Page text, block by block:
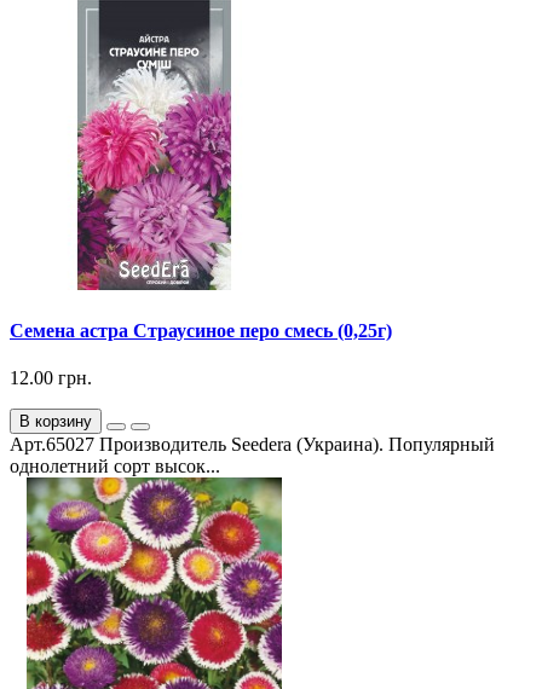
Семена астра Страусиное перо смесь (0,25г)
12.00 грн.
В корзину
Арт.65027 Производитель Seedera (Украина). Популярный
однолетний сорт высок...